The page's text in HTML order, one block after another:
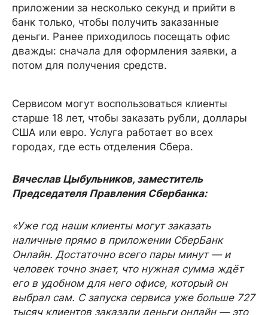
приложении за несколько секунд и прийти в
банк только, чтобы получить заказанные
деньги. Ранее приходилось посещать офис
дважды: сначала для оформления заявки, а
потом для получения средств.
Сервисом могут воспользоваться клиенты
старше 18 лет, чтобы заказать рубли, доллары
США или евро. Услуга работает во всех
городах, где есть отделения Сбера.
Вячеслав Цыбульников, заместитель
Председателя Правления Сбербанка:
«Уже год наши клиенты могут заказать
наличные прямо в приложении СберБанк
Онлайн. Достаточно всего пары минут — и
человек точно знает, что нужная сумма ждёт
его в удобном для него офисе, который он
выбрал сам. С запуска сервиса уже больше 727
тысяч клиентов заказали деньги онлайн — это